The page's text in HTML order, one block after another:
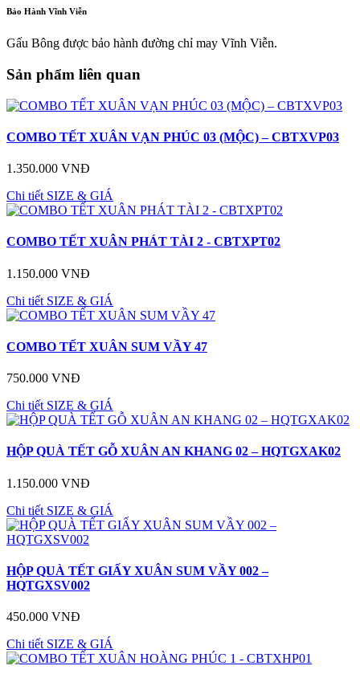
Bảo Hành Vĩnh Viễn
Gấu Bông được bảo hành đường chỉ may Vĩnh Viễn.
Sản phẩm liên quan
COMBO TẾT XUÂN VẠN PHÚC 03 (MỘC) – CBTXVP03
1.350.000 VNĐ
Chi tiết SIZE & GIÁ
COMBO TẾT XUÂN PHÁT TÀI 2 - CBTXPT02
1.150.000 VNĐ
Chi tiết SIZE & GIÁ
COMBO TẾT XUÂN SUM VẦY 47
750.000 VNĐ
Chi tiết SIZE & GIÁ
HỘP QUÀ TẾT GỖ XUÂN AN KHANG 02 – HQTGXAK02
1.150.000 VNĐ
Chi tiết SIZE & GIÁ
HỘP QUÀ TẾT GIẤY XUÂN SUM VẦY 002 –
HQTGXSV002
450.000 VNĐ
Chi tiết SIZE & GIÁ